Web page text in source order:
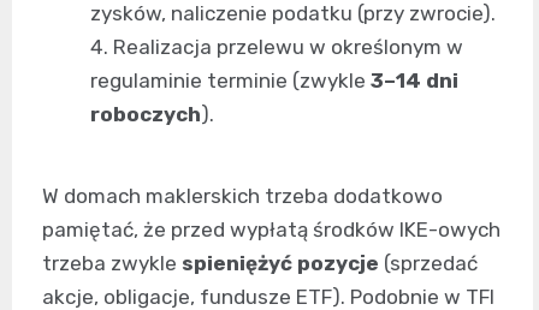
zysków, naliczenie podatku (przy zwrocie).
Realizacja przelewu w określonym w
regulaminie terminie (zwykle 3–14 dni
roboczych).
W domach maklerskich trzeba dodatkowo
pamiętać, że przed wypłatą środków IKE-owych
trzeba zwykle spieniężyć pozycje (sprzedać
akcje, obligacje, fundusze ETF). Podobnie w TFI